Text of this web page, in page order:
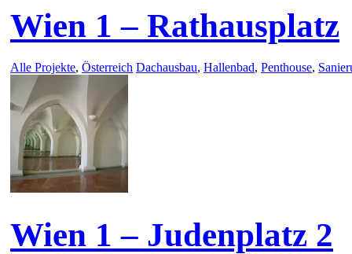
Wien 1 – Rathausplatz
Alle Projekte, Österreich Dachausbau, Hallenbad, Penthouse,
Wien 1 – Judenplatz 2